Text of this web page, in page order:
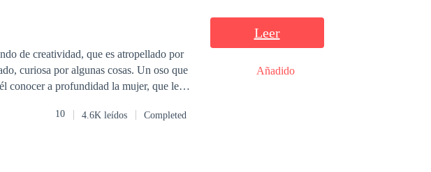
otro puede ser la
renunciar a todo lo que conocen.
de creatividad, que es atropellado por
curiosa por algunas cosas. Un oso que
conocer a profundidad la mujer, que le
a recorrer los paradigmas de la
10 4.6K leídos Completed
Leer
Añadido